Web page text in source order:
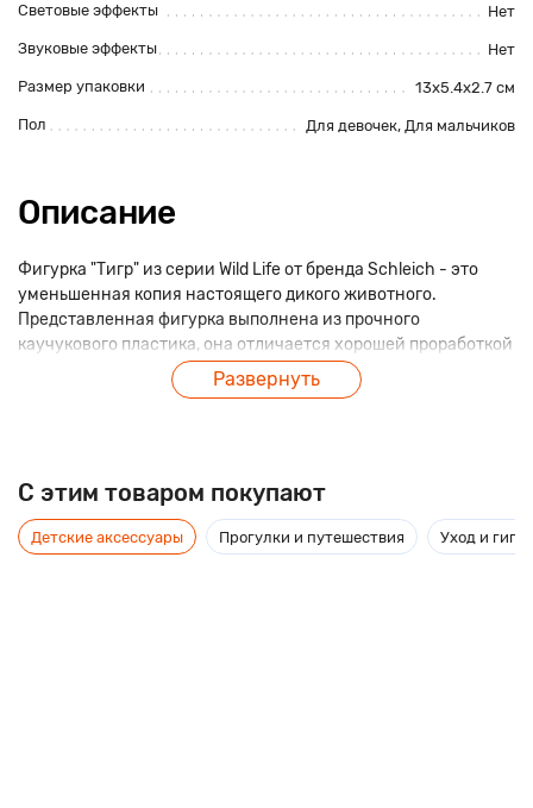
Световые эффекты Нет
Звуковые эффекты Нет
Размер упаковки 13x5.4x2.7 см
Пол Для девочек, Для мальчиков
Описание
Фигурка "Тигр" из серии Wild Life от бренда Schleich - это
уменьшенная копия настоящего дикого животного.
Представленная фигурка выполнена из прочного
каучукового пластика, она отличается хорошей проработкой
всех элементов. Такая фигурка станет отличным
дополнением живого уголка класса или игрушечного
Развернуть
C этим товаром покупают
Детские аксессуары Прогулки и путешествия Уход и